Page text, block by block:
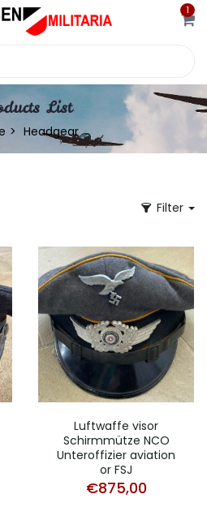
1
List
Headgear
Filter
Luftwaffe visor
Schirmmütze NCO
Unteroffizier aviation
or FSJ
€875,00